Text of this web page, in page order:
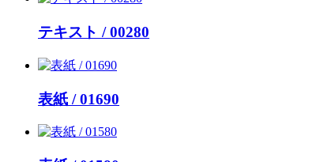
テキスト / 00280
表紙 / 01690